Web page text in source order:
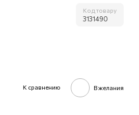
Код товару
3131490
К сравнению В желания